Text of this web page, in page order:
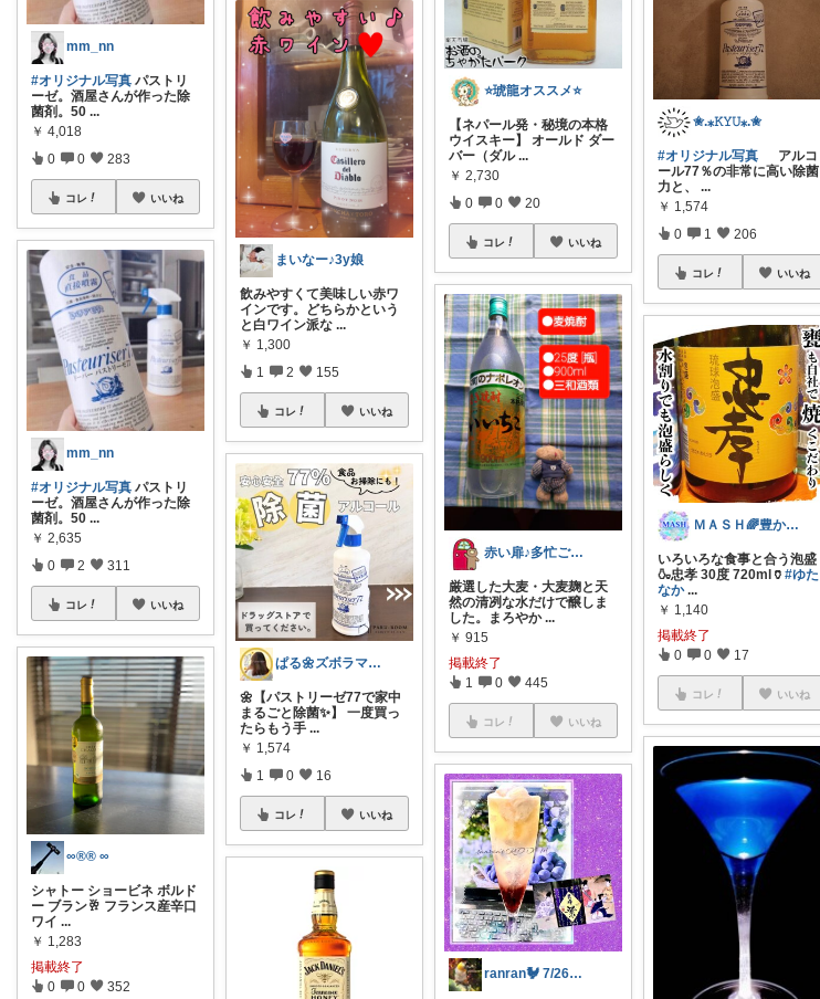
mm_nn
#オリジナル写真 パストリ
ーゼ。酒屋さんが作った除
菌剤。50 ...
￥ 4,018
0 0 283
コレ いいね
mm_nn
#オリジナル写真 パストリ
ーゼ。酒屋さんが作った除
菌剤。50 ...
￥ 2,635
0 2 311
コレ いいね
∞®️®︎ ∞
シャトー ショービネ ボルド
ー ブラン🥂 フランス産辛口
ワイ ...
￥ 1,283
掲載終了
0 0 352
まいなー♪3y娘
飲みやすくて美味しい赤ワ
インです。どちらかという
と白ワイン派な ...
￥ 1,300
1 2 155
コレ いいね
ぱる🌼ズボラママのラク家事
🌼【パストリーゼ77で家中
まるごと除菌✨】 一度買っ
たらもう手 ...
￥ 1,574
1 0 16
コレ いいね
⭐️琥龍オススメ⭐️
【ネパール発・秘境の本格
ウイスキー】 オールド ダー
バー（ダル ...
￥ 2,730
0 0 20
コレ いいね
赤い扉♪多忙ごめんね😢
厳選した大麦・大麦麹と天
然の清冽な水だけで醸しま
した。まろやか ...
￥ 915
掲載終了
1 0 445
コレ いいね
ranran🐓 7/26ありがとう😌
✬.⁎𝙺𝚈𝚄⁎.✬
#オリジナル写真 アルコ
ール77％の非常に高い除菌
力と、
...
￥ 1,574
0 1 206
コレ いいね
ＭＡＳＨ🌈豊かな生活へカスタマイズ🌈
いろいろな食事と合う泡盛
🍶忠孝 30度 720ml🏺#ゆた
なか ...
￥ 1,140
掲載終了
0 0 17
コレ いいね